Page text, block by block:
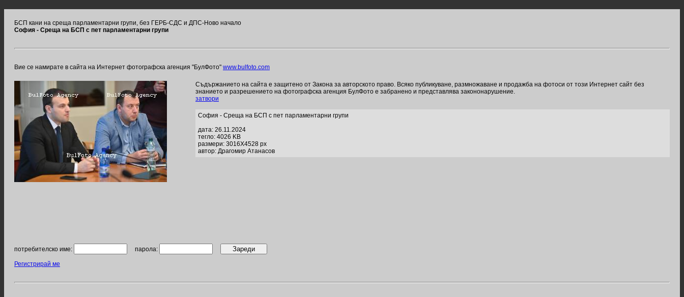
БСП кани на среща парламентарни групи, без ГЕРБ-СДС и ДПС-Ново начало
София - Среща на БСП с пет парламентарни групи
Вие се намирате в сайта на Интернет фотографска агенция "БулФото" www.bulfoto.com
Съдържанието на сайта е защитено от Закона за авторското право. Всяко публикуване, размножаване и продажба на фотоси от този Интернет сайт без
знанието и разрешението на фотографска агенция БулФото е забранено и представлява закононарушение.
затвори
София - Среща на БСП с пет парламентарни групи
дата: 26.11.2024
тегло: 4026 KB
размери: 3016X4528 px
автор: Драгомир Атанасов
потребителско име: парола:
Регистрирай ме